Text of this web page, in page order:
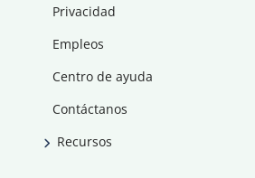
Privacidad
Empleos
Centro de ayuda
Contáctanos
Recursos